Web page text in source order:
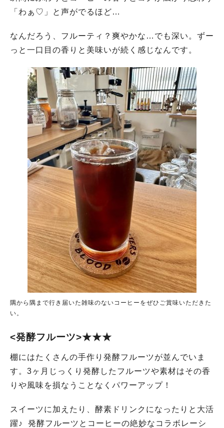
「わぁ♡」と声がでるほど…
なんだろう、フルーティ？爽やかな…でも深い。ずー
っと一口目の香りと美味いが続く感じなんです。
隅から隅まで行き届いた雑味のないコーヒーをぜひご賞味いただきた
い。
<発酵フルーツ>★★★
棚にはたくさんの手作り発酵フルーツが並んでいま
す。3ヶ月じっくり発酵したフルーツや素材はその香
りや風味を損なうことなくパワーアップ！
スイーツに加えたり、酵素ドリンクになったりと大活
躍♪ 発酵フルーツとコーヒーの絶妙なコラボレーシ